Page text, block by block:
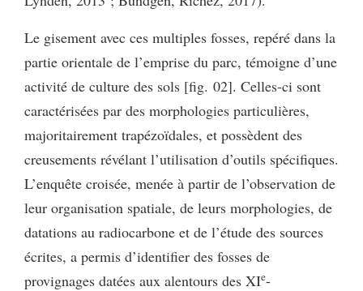
Le gisement avec ces multiples fosses, repéré dans la
partie orientale de l’emprise du parc, témoigne d’une
activité de culture des sols [fig. 02]. Celles-ci sont
caractérisées par des morphologies particulières,
majoritairement trapézoïdales, et possèdent des
creusements révélant l’utilisation d’outils spécifiques.
L’enquête croisée, menée à partir de l’observation de
leur organisation spatiale, de leurs morphologies, de
datations au radiocarbone et de l’étude des sources
écrites, a permis d’identifier des fosses de
provignages datées aux alentours des XIe-